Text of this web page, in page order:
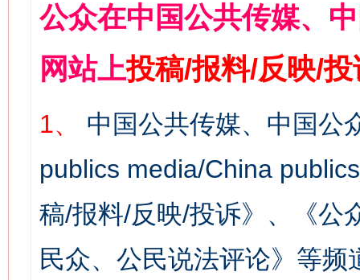
公众在中国公共传媒、
网站上投稿/报料/反映/
1、
中国公共传媒、中国公
publics media/China
稿/报料/反映/投诉》、《公
民众、公民说法评论》等